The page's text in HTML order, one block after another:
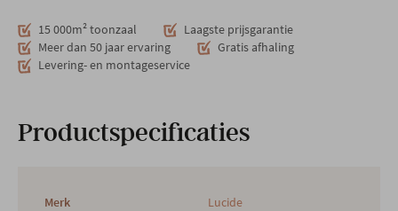
15 000m² toonzaal
Laagste prijsgarantie
Meer dan 50 jaar ervaring
Gratis afhaling
Levering- en montageservice
Productspecificaties
Merk Lucide